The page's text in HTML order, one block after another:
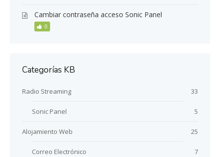
Cambiar contraseña acceso Sonic Panel
0
Categorías KB
Radio Streaming 33
Sonic Panel 5
Alojamiento Web 25
Correo Electrónico 7